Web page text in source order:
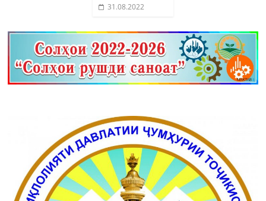
31.08.2022